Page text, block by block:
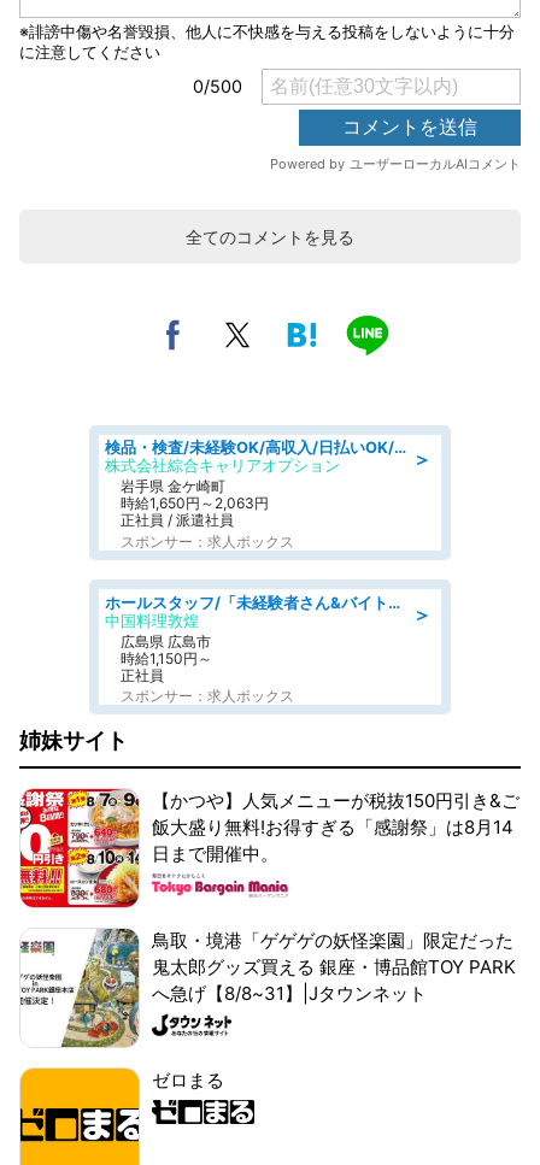
全てのコメントを見る
＞
検品・検査/未経験OK/高収入/日払いOK/交替制/20・30・40代活躍中
株式会社綜合キャリアオプション
岩手県 金ケ崎町
時給1,650円～2,063円
正社員 / 派遣社員
スポンサー：求人ボックス
＞
ホールスタッフ/「未経験者さん&バイトデビューも大歓迎」残業ほぼなし×1日3時間〜勤務OK!フォロー体制も充実/広島県/広島市南区
中国料理敦煌
広島県 広島市
時給1,150円～
正社員
スポンサー：求人ボックス
姉妹サイト
【かつや】人気メニューが税抜150円引き&ご
飯大盛り無料!お得すぎる「感謝祭」は8月14
日まで開催中。
鳥取・境港「ゲゲゲの妖怪楽園」限定だった
鬼太郎グッズ買える 銀座・博品館TOY PARK
へ急げ【8/8~31】|Jタウンネット
ゼロまる